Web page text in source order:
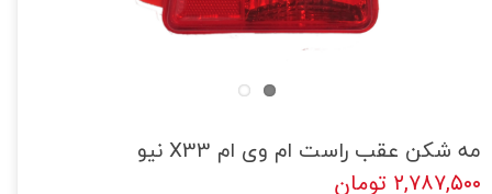
مه شکن عقب راست ام وی ام X33 نیو
۲,۷۸۷,۵۰۰ تومان